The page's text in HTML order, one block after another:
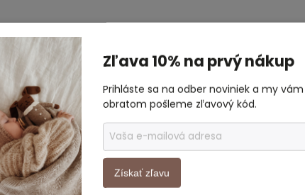
sa dajú vzájomne kombinovať.
je oblečenie nemeckej
Zľava 10% na prvý nákup
Prihláste sa na odber noviniek a my vám
obratom pošleme zľavový kód.
Získať zľavu